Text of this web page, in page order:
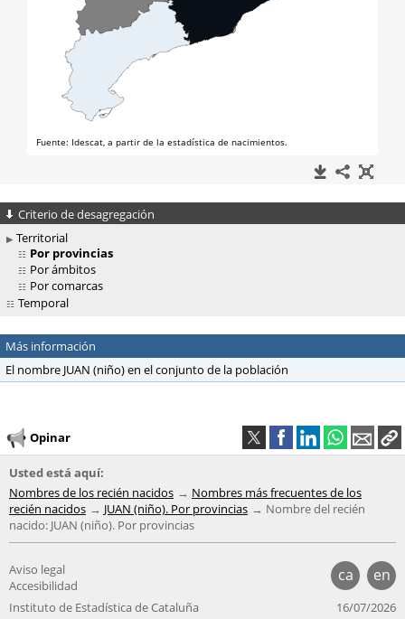
Criterio de desagregación
Territorial
Por provincias
Por ámbitos
Por comarcas
Temporal
Más información
El nombre JUAN (niño) en el conjunto de la población
Opinar
Usted está aquí:
Nombres de los recién nacidos
Nombres más frecuentes de los
recién nacidos
JUAN (niño). Por provincias
Nombre del recién
nacido: JUAN (niño). Por provincias
ca en
Aviso legal
Accesibilidad
Instituto de Estadística de Cataluña
16/07/2026